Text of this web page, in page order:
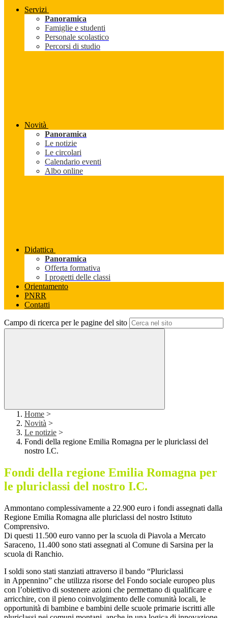
Servizi
Panoramica
Famiglie e studenti
Personale scolastico
Percorsi di studio
Novità
Panoramica
Le notizie
Le circolari
Calendario eventi
Albo online
Didattica
Panoramica
Offerta formativa
I progetti delle classi
Orientamento
PNRR
Contatti
Campo di ricerca per le pagine del sito
Home >
Novità >
Le notizie >
Fondi della regione Emilia Romagna per le pluriclassi del
nostro I.C.
Fondi della regione Emilia Romagna per
le pluriclassi del nostro I.C.
Ammontano complessivamente a 22.900 euro i fondi assegnati dalla
Regione Emilia Romagna alle pluriclassi del nostro Istituto
Comprensivo.
Di questi 11.500 euro vanno per la scuola di Piavola a Mercato
Saraceno, 11.400 sono stati assegnati al Comune di Sarsina per la
scuola di Ranchio.
I soldi sono stati stanziati attraverso il bando “Pluriclassi
in Appennino” che utilizza risorse del Fondo sociale europeo plus
con l’obiettivo di sostenere azioni che permettano di qualificare e
arricchire, con il pieno coinvolgimento delle comunità locali, le
opportunità di bambine e bambini delle scuole primarie iscritti alle